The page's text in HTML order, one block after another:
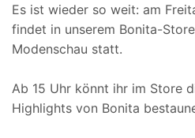
Es ist wieder so weit: am
findet in unserem Bonita-
Modenschau statt.
Ab 15 Uhr könnt ihr im Store
Highlights von Bonita